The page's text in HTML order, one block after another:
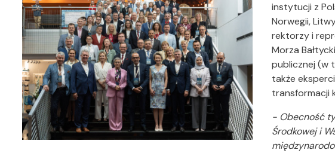
instytucji z
Norwegii,
rektorzy i
Morza
publicznej (w
także
transformacji
- Obecność
Środkowej i